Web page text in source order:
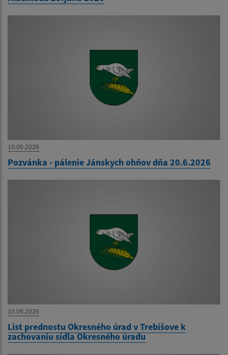
10.06.2026
Pozvánka - pálenie Jánskych ohňov dňa 20.6.2026
10.06.2026
List prednostu Okresného úrad v Trebišove k
zachovaniu sídla Okresného úradu